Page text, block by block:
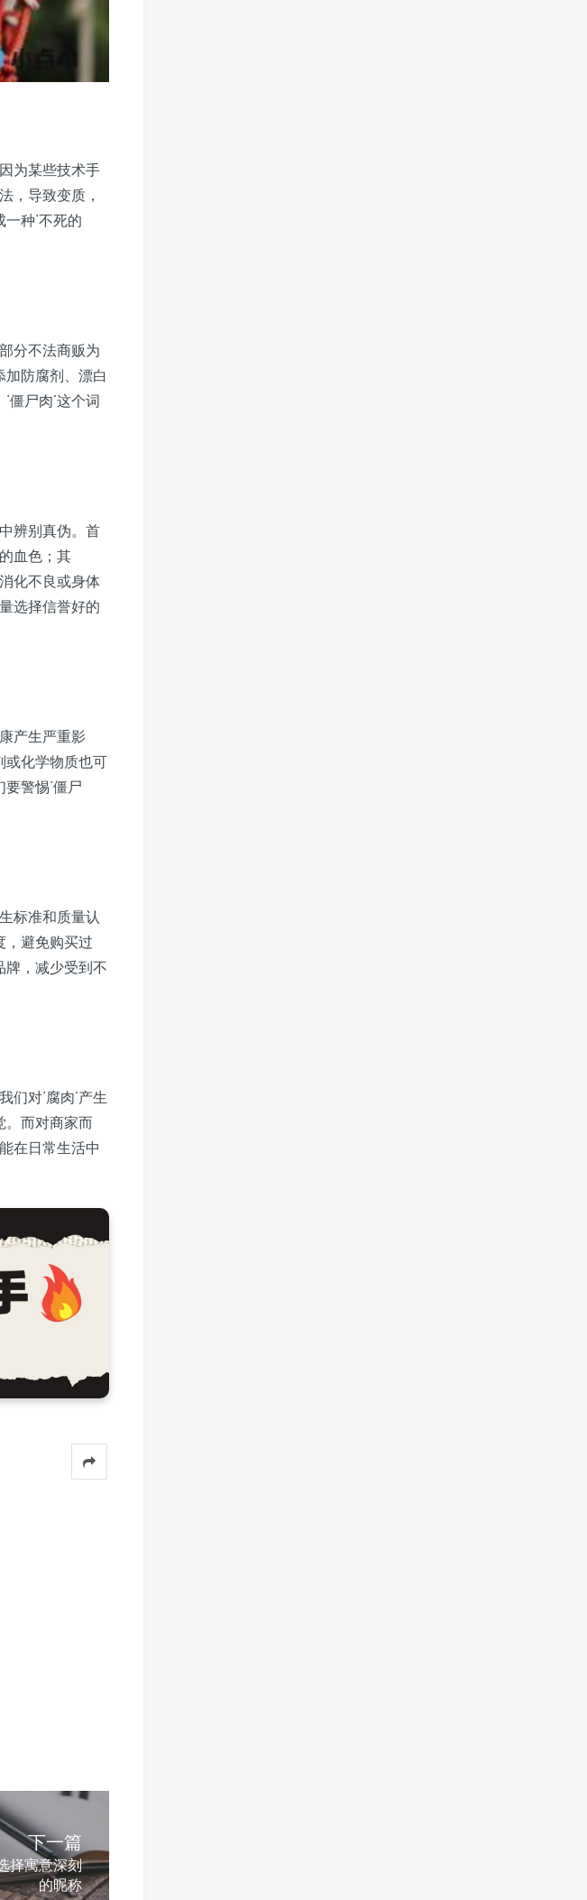
为某些技术手
，导致变质，
种‘不死的
分不法商贩为
防腐剂、漂白
僵尸肉’这个词
辨别真伪。首
血色；其
化不良或身体
选择信誉好的
产生严重影
或化学物质也可
警惕‘僵尸
标准和质量认
，避免购买过
牌，减少受到不
们对‘腐肉’产生
。而对商家而
在日常生活中
下一篇
择寓意深刻
的昵称